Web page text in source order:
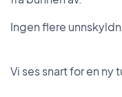
Ingen flere
Vi ses snart for en ny